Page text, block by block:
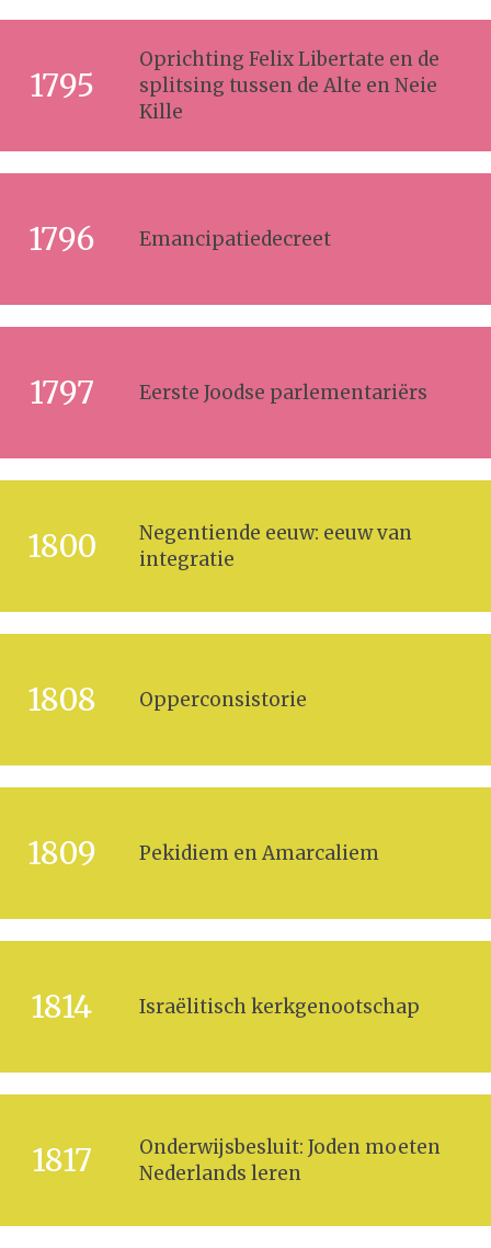
1795
Oprichting Felix Libertate en de
splitsing tussen de Alte en Neie
Kille
1796 Emancipatiedecreet
1797 Eerste Joodse parlementariërs
1800
Negentiende eeuw: eeuw van
integratie
1808 Opperconsistorie
1809 Pekidiem en Amarcaliem
1814 Israëlitisch kerkgenootschap
1817
Onderwijsbesluit: Joden moeten
Nederlands leren